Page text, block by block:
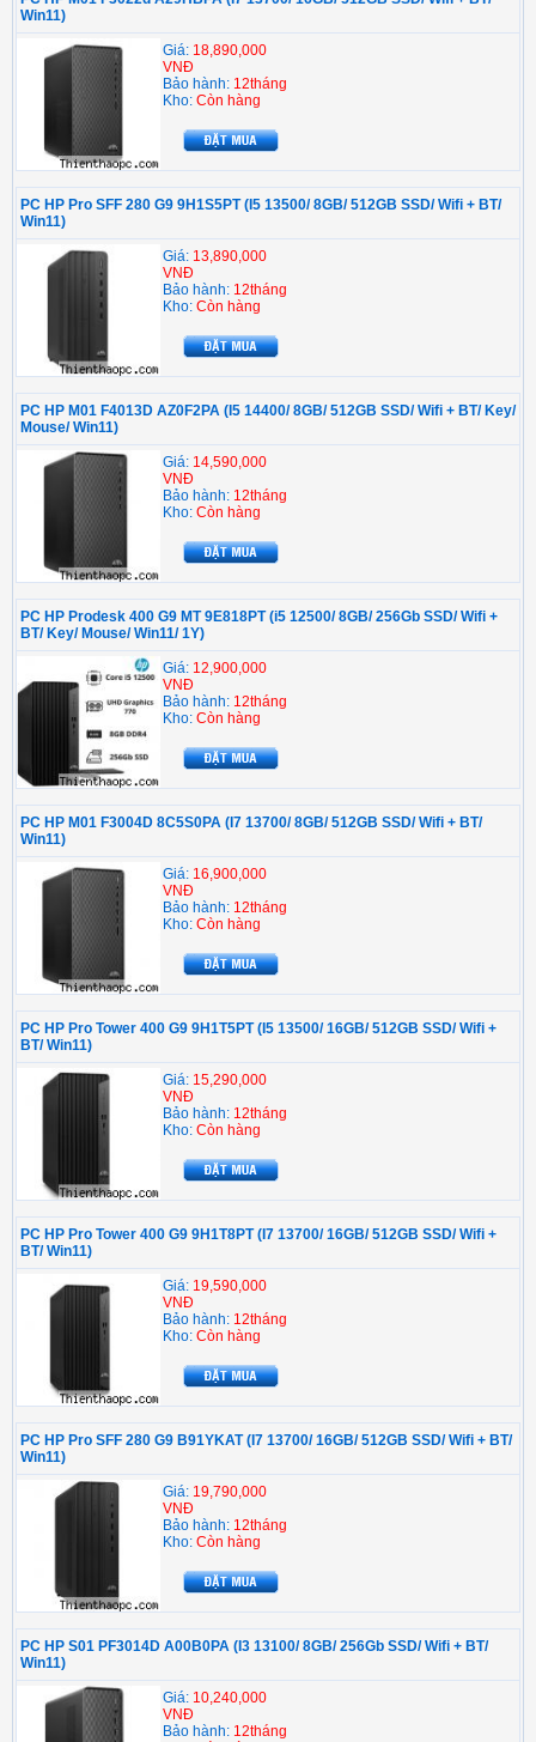
Win11)
Giá: 18,890,000
VNĐ
Bảo hành: 12tháng
Kho: Còn hàng
PC HP Pro SFF 280 G9 9H1S5PT (I5 13500/ 8GB/ 512GB SSD/ Wifi + BT/
Win11)
Giá: 13,890,000
VNĐ
Bảo hành: 12tháng
Kho: Còn hàng
PC HP M01 F4013D AZ0F2PA (I5 14400/ 8GB/ 512GB SSD/ Wifi + BT/ Key/
Mouse/ Win11)
Giá: 14,590,000
VNĐ
Bảo hành: 12tháng
Kho: Còn hàng
PC HP Prodesk 400 G9 MT 9E818PT (i5 12500/ 8GB/ 256Gb SSD/ Wifi +
BT/ Key/ Mouse/ Win11/ 1Y)
Giá: 12,900,000
VNĐ
Bảo hành: 12tháng
Kho: Còn hàng
PC HP M01 F3004D 8C5S0PA (I7 13700/ 8GB/ 512GB SSD/ Wifi + BT/
Win11)
Giá: 16,900,000
VNĐ
Bảo hành: 12tháng
Kho: Còn hàng
PC HP Pro Tower 400 G9 9H1T5PT (I5 13500/ 16GB/ 512GB SSD/ Wifi +
BT/ Win11)
Giá: 15,290,000
VNĐ
Bảo hành: 12tháng
Kho: Còn hàng
PC HP Pro Tower 400 G9 9H1T8PT (I7 13700/ 16GB/ 512GB SSD/ Wifi +
BT/ Win11)
Giá: 19,590,000
VNĐ
Bảo hành: 12tháng
Kho: Còn hàng
PC HP Pro SFF 280 G9 B91YKAT (I7 13700/ 16GB/ 512GB SSD/ Wifi + BT/
Win11)
Giá: 19,790,000
VNĐ
Bảo hành: 12tháng
Kho: Còn hàng
PC HP S01 PF3014D A00B0PA (I3 13100/ 8GB/ 256Gb SSD/ Wifi + BT/
Win11)
Giá: 10,240,000
VNĐ
Bảo hành: 12tháng